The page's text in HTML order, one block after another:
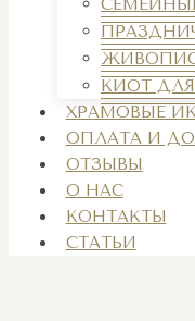
КИОТ
ХРАМОВЫЕ
ОПЛАТА И
ОТЗЫВЫ
О НАС
КОНТАКТЫ
СТАТЬИ